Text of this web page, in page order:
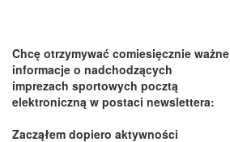
Chcę otrzymywać comiesięcznie ważne
informacje o nadchodzących
imprezach sportowych pocztą
elektroniczną w postaci newslettera:
Zacząłem dopiero aktywności